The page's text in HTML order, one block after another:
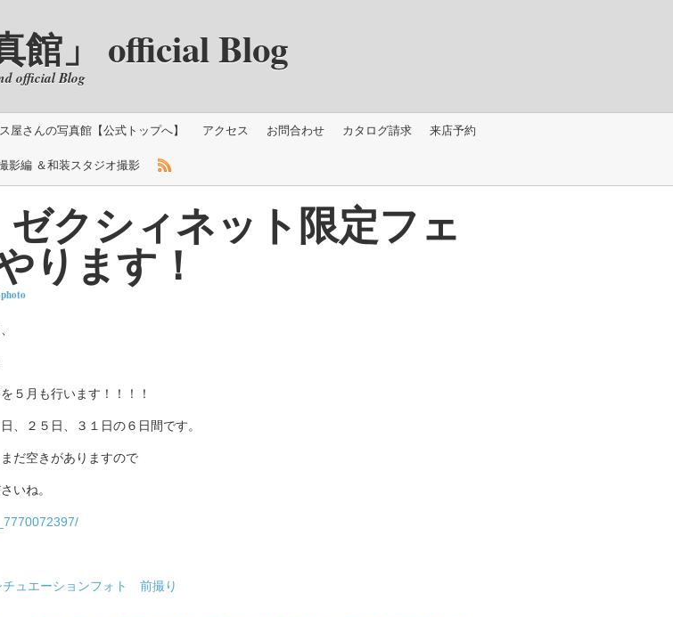
館」 official Blog
official Blog
屋さんの写真館【公式トップへ】 アクセス お問合わせ カタログ請求 来店予約
影編 ＆和装スタジオ撮影
クシィネット限定フェ
ります！
５月も行います！！！！
、２５日、３１日の６日間です。
だ空きがありますので
いね。